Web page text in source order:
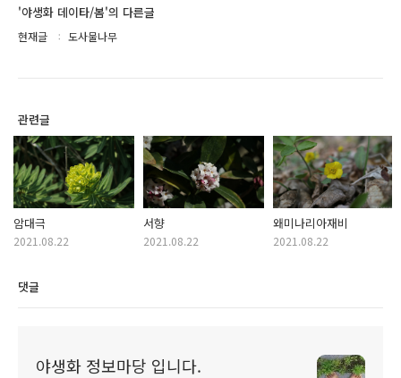
'야생화 데이타/봄'의 다른글
현재글 도사물나무
관련글
암대극
2021.08.22
서향
2021.08.22
왜미나리아재비
2021.08.22
댓글
야생화 정보마당 입니다.